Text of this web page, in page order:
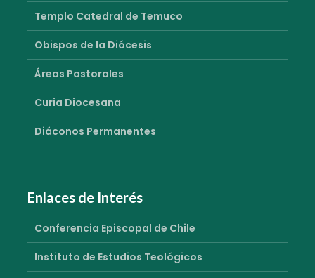
Templo Catedral de Temuco
Obispos de la Diócesis
Áreas Pastorales
Curia Diocesana
Diáconos Permanentes
Enlaces de Interés
Conferencia Episcopal de Chile
Instituto de Estudios Teológicos